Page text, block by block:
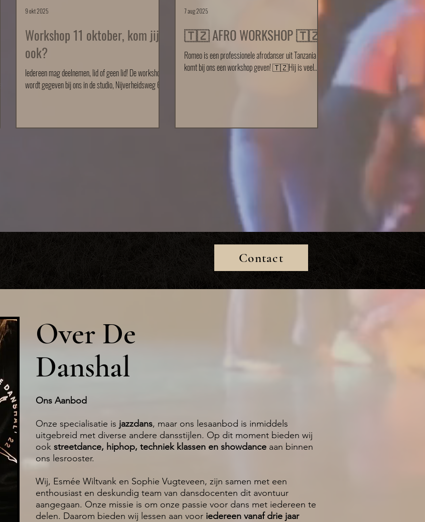
Workshop 11 oktober, kom jij
ook?
Iedereen mag deelnemen, lid of geen lid! De workshop
wordt gegeven bij ons in de studio, Nijverheidsweg 6!
9 okt 2025
🇹🇿 AFRO WORKSHOP 🇹🇿
Romeo is een professionele afrodanser uit Tanzania en
komt bij ons een workshop geven! 🇹🇿Hij is veel
7 aug 2025
Contact
Over De
Danshal
Ons Aanbod
Onze specialisatie is jazzdans, maar ons lesaanbod is inmiddels
uitgebreid met diverse andere dansstijlen. Op dit moment bieden wij
ook streetdance, hiphop, techniek klassen en showdance aan binnen
ons lesrooster.
Wij, Esmée Wiltvank en Sophie Vugteveen, zijn samen met een
enthousiast en deskundig team van dansdocenten dit avontuur
aangegaan. Onze missie is om onze passie voor dans met iedereen te
delen. Daarom bieden wij lessen aan voor iedereen vanaf drie jaar